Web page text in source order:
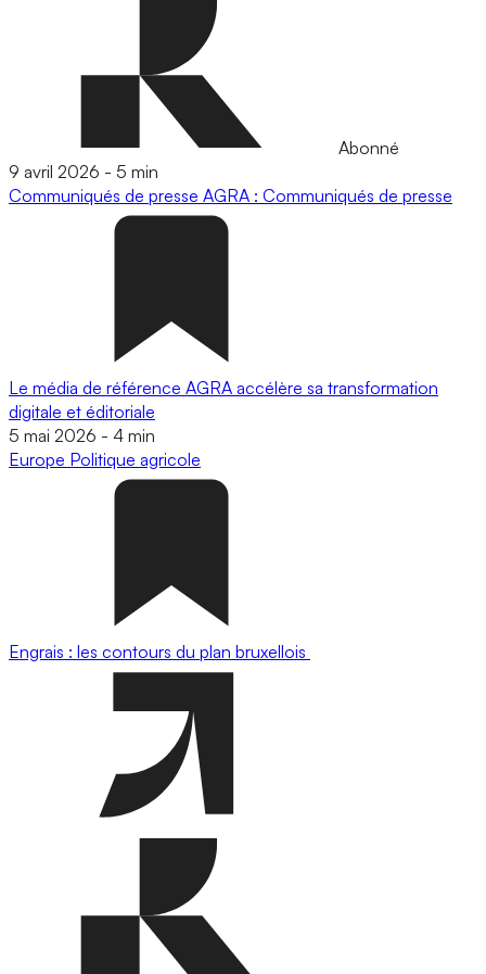
Abonné
9 avril 2026 - 5 min
Communiqués de presse AGRA : Communiqués de presse
Le média de référence AGRA accélère sa transformation
digitale et éditoriale
5 mai 2026 - 4 min
Europe Politique agricole
Engrais : les contours du plan bruxellois